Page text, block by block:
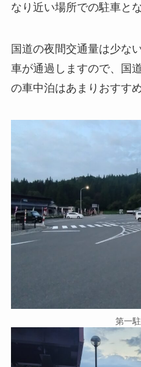
なり近い場所での駐車と
国道の夜間交通量は少な
車が通過しますので、国
の車中泊はあまりおすす
第一